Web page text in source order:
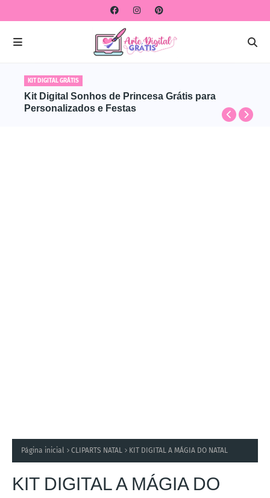
KIT DIGITAL GRÁTIS
Kit Digital Sonhos de Princesa Grátis para
Personalizados e Festas
Página inicial CLIPARTS NATAL KIT DIGITAL A MÁGIA DO NATAL
KIT DIGITAL A MÁGIA DO